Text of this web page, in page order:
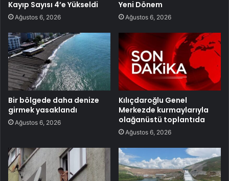
Kayıp Sayısı 4’e Yükseldi
Ağustos 6, 2026
Yeni Dönem
Ağustos 6, 2026
Bir bölgede daha denize
girmek yasaklandı
Ağustos 6, 2026
Kılıçdaroğlu Genel
Merkezde kurmaylarıyla
olağanüstü toplantıda
Ağustos 6, 2026